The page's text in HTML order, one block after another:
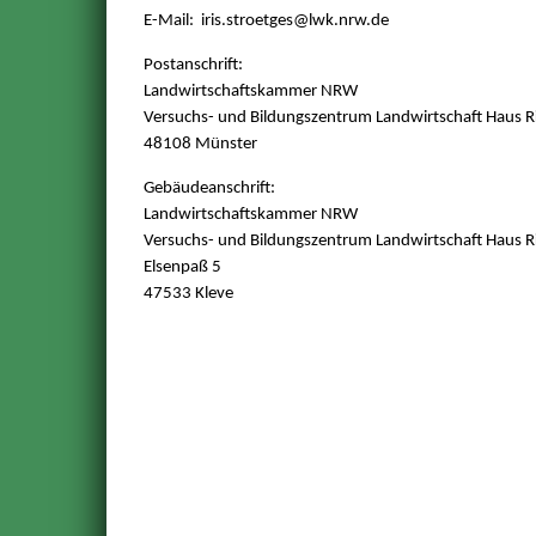
E-Mail: iris.stroetges@lwk.nrw.de
Postanschrift:
Landwirtschaftskammer NRW
Versuchs- und Bildungszentrum Landwirtschaft Haus
48108 Münster
Gebäudeanschrift:
Landwirtschaftskammer NRW
Versuchs- und Bildungszentrum Landwirtschaft Haus
Elsenpaß 5
47533 Kleve